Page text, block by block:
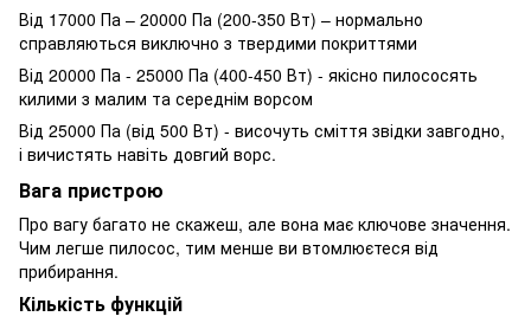
Від 17000 Па – 20000 Па (200-350 Вт) – нормально
справляються виключно з твердими покриттями
Від 20000 Па - 25000 Па (400-450 Вт) - якісно пилососять
килими з малим та середнім ворсом
Від 25000 Па (від 500 Вт) - височуть сміття звідки завгодно,
і вичистять навіть довгий ворс.
Вага пристрою
Про вагу багато не скажеш, але вона має ключове значення.
Чим легше пилосос, тим менше ви втомлюєтеся від
прибирання.
Кількість функцій